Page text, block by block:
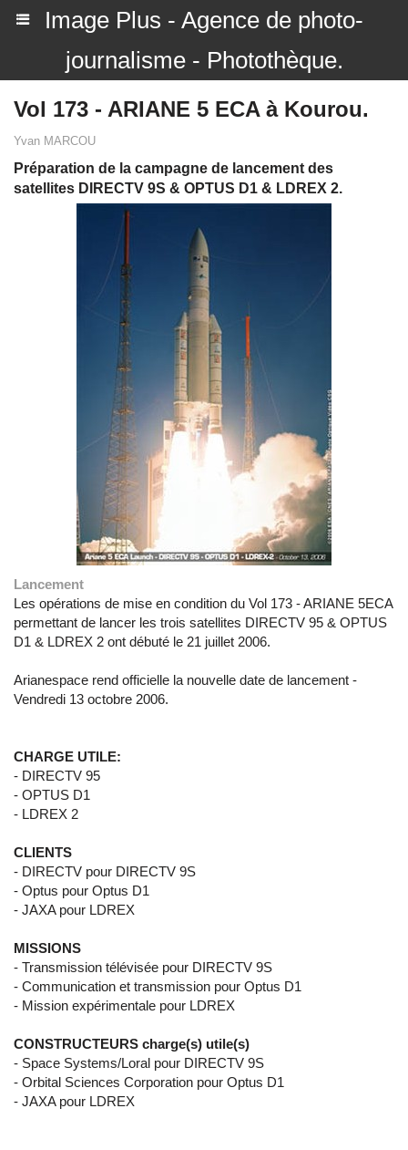
Image Plus - Agence de photo-
journalisme - Photothèque.
Vol 173 - ARIANE 5 ECA à Kourou.
Yvan MARCOU
Préparation de la campagne de lancement des
satellites DIRECTV 9S & OPTUS D1 & LDREX 2.
Lancement
Les opérations de mise en condition du Vol 173 - ARIANE 5ECA
permettant de lancer les trois satellites DIRECTV 95 & OPTUS
D1 & LDREX 2 ont débuté le 21 juillet 2006.
Arianespace rend officielle la nouvelle date de lancement -
Vendredi 13 octobre 2006.
CHARGE UTILE:
- DIRECTV 95
- OPTUS D1
- LDREX 2
CLIENTS
- DIRECTV pour DIRECTV 9S
- Optus pour Optus D1
- JAXA pour LDREX
MISSIONS
- Transmission télévisée pour DIRECTV 9S
- Communication et transmission pour Optus D1
- Mission expérimentale pour LDREX
CONSTRUCTEURS charge(s) utile(s)
- Space Systems/Loral pour DIRECTV 9S
- Orbital Sciences Corporation pour Optus D1
- JAXA pour LDREX